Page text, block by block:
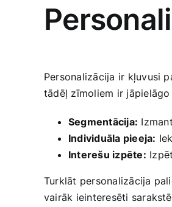
Personalizācija ir kļuvusi
tādēļ zīmoliem ir
Segmentācija:
Individuāla pieeja:
Interešu izpēte:
Turklāt personalizācija
vairāk ieinteresēti